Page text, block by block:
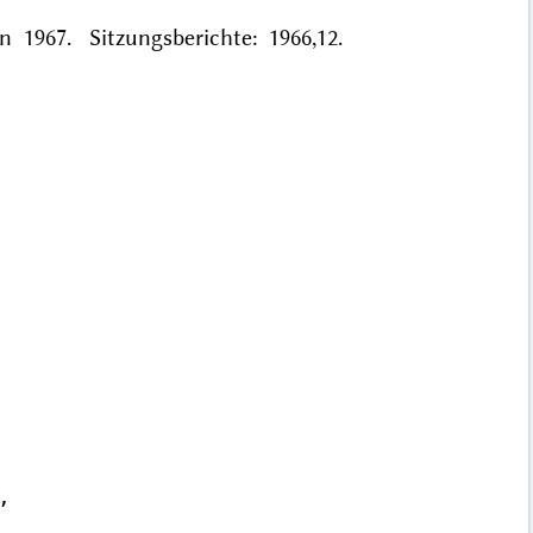
1967. Sitzungsberichte: 1966,12.